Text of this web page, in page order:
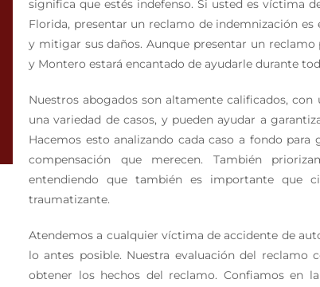
significa que estés indefenso. Si usted es víctima
Florida, presentar un reclamo de indemnización
y mitigar sus daños. Aunque presentar un
y Montero estará encantado de ayudarle durante
Nuestros abogados son altamente calificados,
una variedad de casos, y pueden ayudar a
Hacemos esto analizando cada caso a fondo
compensación que merecen. También
entendiendo que también es importante que
traumatizante.
Atendemos a cualquier víctima de accidente de
lo antes posible. Nuestra evaluación del reclamo
obtener los hechos del reclamo. Confiamos en